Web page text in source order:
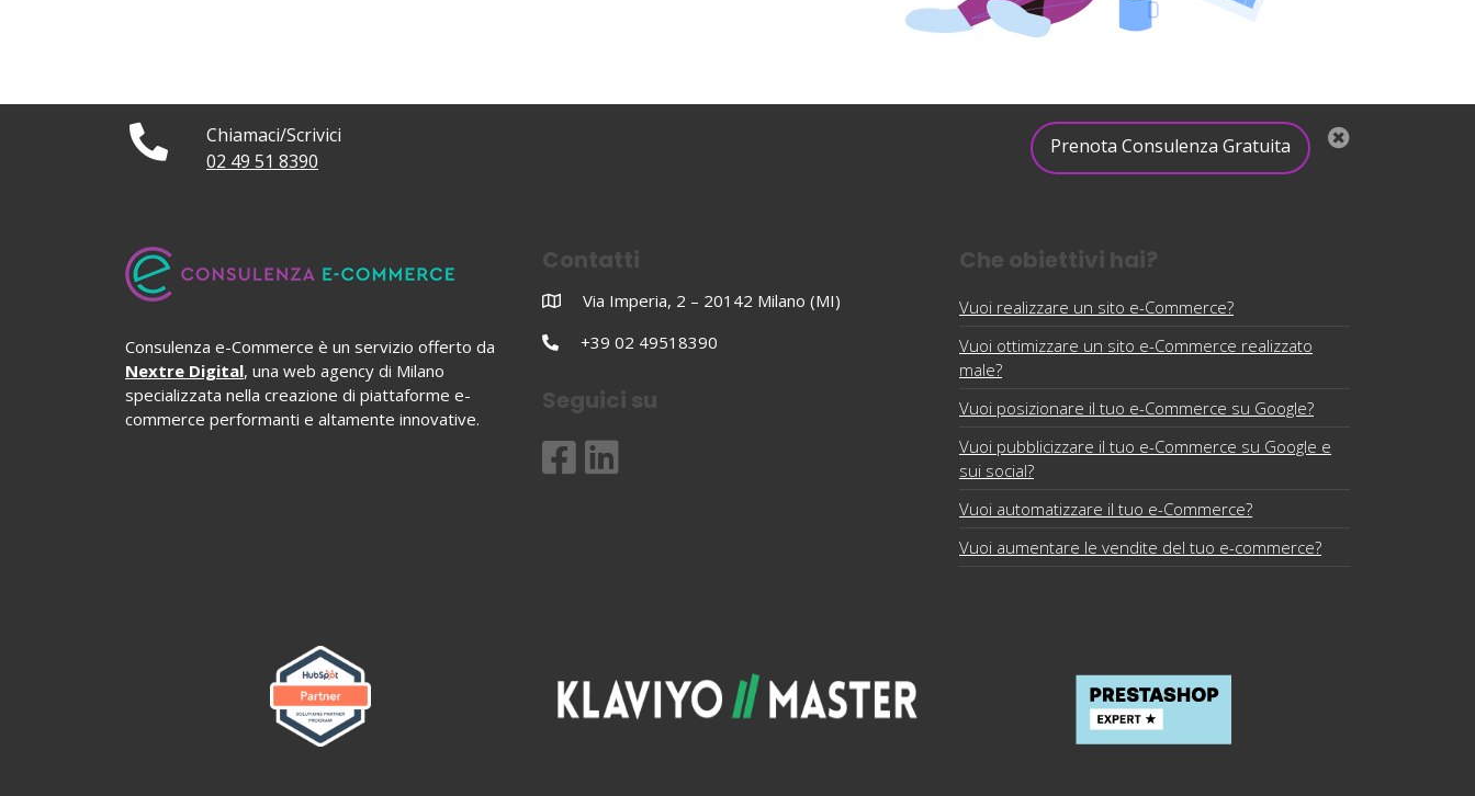
Chiamaci/Scrivici
02 49 51 8390
Prenota Consulenza Gratuita
Consulenza e-Commerce è un servizio offerto da
Nextre Digital, una web agency di Milano
specializzata nella creazione di piattaforme e-
commerce performanti e altamente innovative.
Contatti
Via Imperia, 2 – 20142 Milano (MI)
+39 02 49518390
Seguici su
Che obiettivi hai?
Vuoi realizzare un sito e-Commerce?
Vuoi ottimizzare un sito e-Commerce realizzato
male?
Vuoi posizionare il tuo e-Commerce su Google?
Vuoi pubblicizzare il tuo e-Commerce su Google e
sui social?
Vuoi automatizzare il tuo e-Commerce?
Vuoi aumentare le vendite del tuo e-commerce?